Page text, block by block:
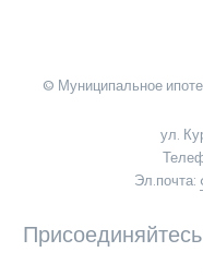
© Муниципальное
ул.
Эл.почта: